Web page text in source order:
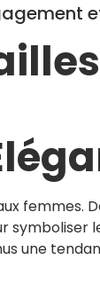
femmes.
symboliser
une